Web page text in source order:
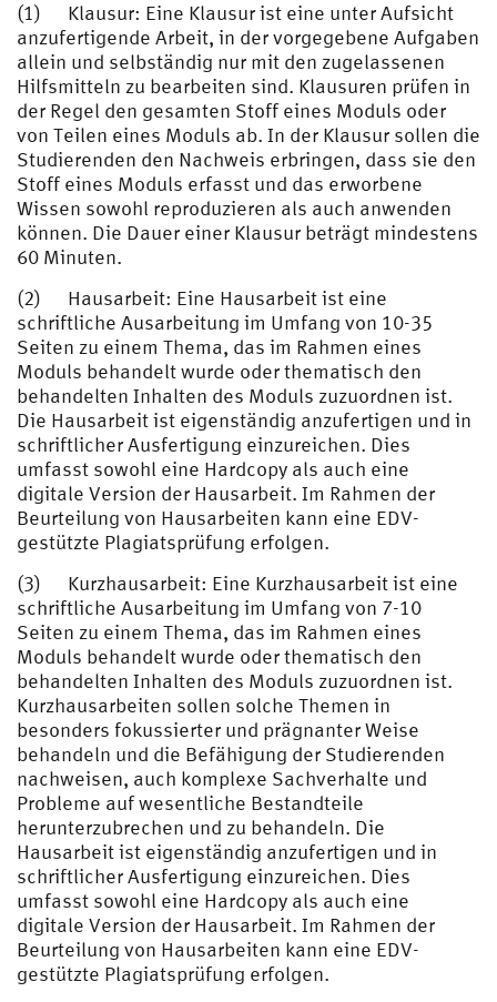
(1) Klausur: Eine Klausur ist eine unter Aufsicht
anzufertigende Arbeit, in der vorgegebene Aufgaben
allein und selbständig nur mit den zugelassenen
Hilfsmitteln zu bearbeiten sind. Klausuren prüfen in
der Regel den gesamten Stoff eines Moduls oder
von Teilen eines Moduls ab. In der Klausur sollen die
Studierenden den Nachweis erbringen, dass sie den
Stoff eines Moduls erfasst und das erworbene
Wissen sowohl reproduzieren als auch anwenden
können. Die Dauer einer Klausur beträgt mindestens
60 Minuten.
(2) Hausarbeit: Eine Hausarbeit ist eine
schriftliche Ausarbeitung im Umfang von 10-35
Seiten zu einem Thema, das im Rahmen eines
Moduls behandelt wurde oder thematisch den
behandelten Inhalten des Moduls zuzuordnen ist.
Die Hausarbeit ist eigenständig anzufertigen und in
schriftlicher Ausfertigung einzureichen. Dies
umfasst sowohl eine Hardcopy als auch eine
digitale Version der Hausarbeit. Im Rahmen der
Beurteilung von Hausarbeiten kann eine EDV-
gestützte Plagiatsprüfung erfolgen.
(3) Kurzhausarbeit: Eine Kurzhausarbeit ist eine
schriftliche Ausarbeitung im Umfang von 7-10
Seiten zu einem Thema, das im Rahmen eines
Moduls behandelt wurde oder thematisch den
behandelten Inhalten des Moduls zuzuordnen ist.
Kurzhausarbeiten sollen solche Themen in
besonders fokussierter und prägnanter Weise
behandeln und die Befähigung der Studierenden
nachweisen, auch komplexe Sachverhalte und
Probleme auf wesentliche Bestandteile
herunterzubrechen und zu behandeln. Die
Hausarbeit ist eigenständig anzufertigen und in
schriftlicher Ausfertigung einzureichen. Dies
umfasst sowohl eine Hardcopy als auch eine
digitale Version der Hausarbeit. Im Rahmen der
Beurteilung von Hausarbeiten kann eine EDV-
gestützte Plagiatsprüfung erfolgen.